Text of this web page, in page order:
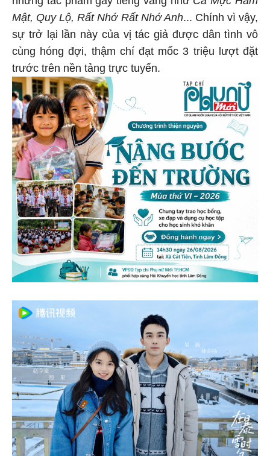
những tác phẩm gây tiếng vang như Cá Mực Hầm
Mật, Quy Lộ, Rất Nhớ Rất Nhớ Anh... Chính vì vậy,
sự trở lại lần này của vị tác giả được dân tình vô
cùng hóng đợi, thậm chí đạt mốc 3 triệu lượt đặt
trước trên nền tảng trực tuyến.